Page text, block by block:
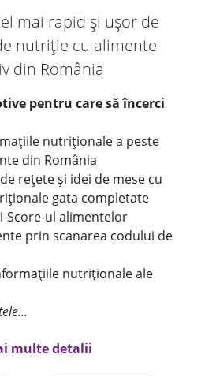
mai rapid și ușor de
nutriție cu alimente
din România
pentru care să încerci
nutriționale a peste
din România
rețete și idei de mese cu
gata completate
Score-ul alimentelor
prin scanarea codului de
nutriționale ale
multe detalii